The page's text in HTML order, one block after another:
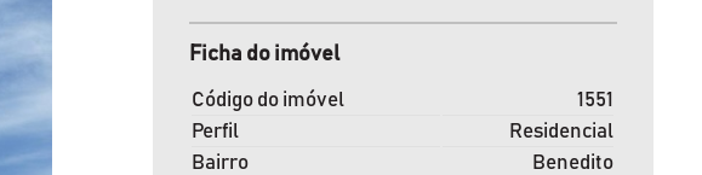
Ficha do imóvel
Código do imóvel
1551
Perfil
Residencial
Bairro
Benedito